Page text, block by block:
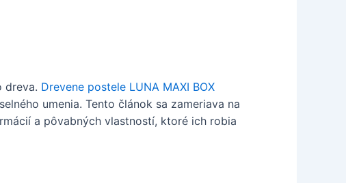
dreva. Drevene postele LUNA MAXI BOX
umenia. Tento článok sa zameriava na
a pôvabných vlastností, ktoré ich robia